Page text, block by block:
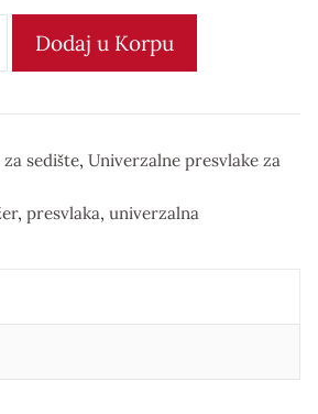
Masažer
PREMIUM
количина
Dodaj u Korpu
sedište, Univerzalne presvlake za
, presvlaka, univerzalna